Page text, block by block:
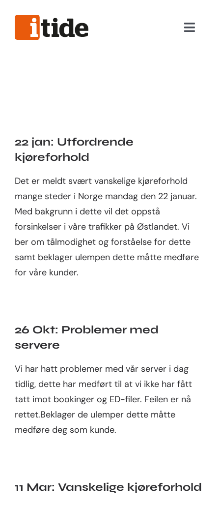
content
Toggle
Viktig informasjon
Privat
Bedrift
22 jan: Utfordrende
kjøreforhold
Det er meldt svært vanskelige kjøreforhold
mange steder i Norge mandag den 22 januar.
Med bakgrunn i dette vil det oppstå
forsinkelser i våre trafikker på Østlandet. Vi
ber om tålmodighet og forståelse for dette
samt beklager ulempen dette måtte medføre
for våre kunder.
26 Okt: Problemer med
servere
Vi har hatt problemer med vår server i dag
tidlig, dette har medført til at vi ikke har fått
tatt imot bookinger og ED-filer. Feilen er nå
rettet.Beklager de ulemper dette måtte
medføre deg som kunde.
11 Mar: Vanskelige kjøreforhold